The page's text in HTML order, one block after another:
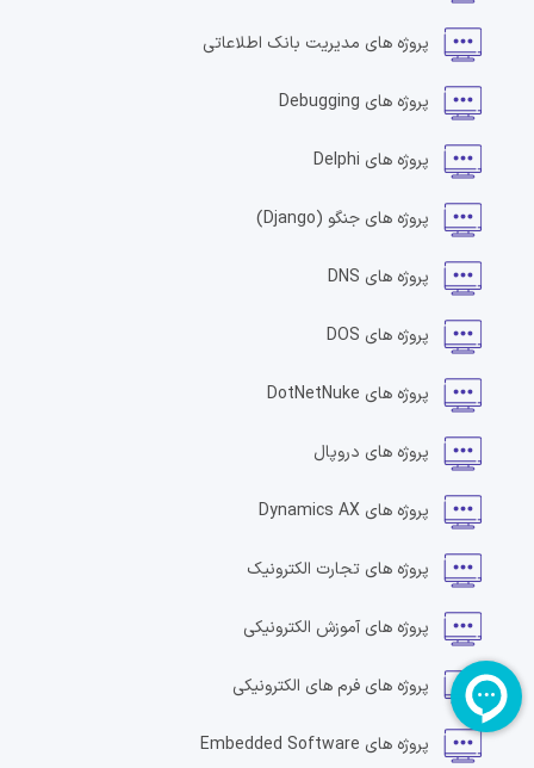
پروژه های مدیریت بانک اطلاعاتی
پروژه های Debugging
پروژه های Delphi
پروژه های جنگو (Django)
پروژه های DNS
پروژه های DOS
پروژه های DotNetNuke
پروژه های دروپال
پروژه های Dynamics AX
پروژه های تجارت الکترونیک
پروژه های آموزش الکترونیکی
پروژه های فرم های الکترونیکی
پروژه های Embedded Software